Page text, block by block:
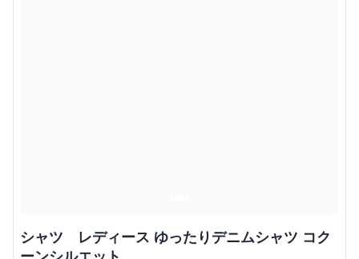
シャツ レディース ゆったりデニムシャツ コク